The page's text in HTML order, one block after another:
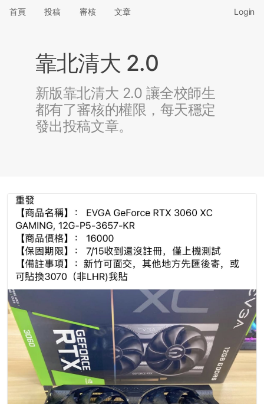
首頁 投稿 審核 文章 Login
靠北清大 2.0
新版靠北清大 2.0 讓全校師生
都有了審核的權限，每天穩定
發出投稿文章。